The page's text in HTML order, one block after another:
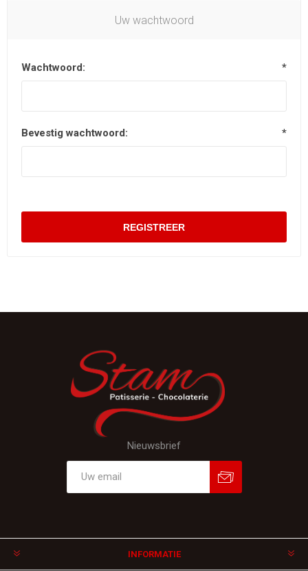
Uw wachtwoord
Wachtwoord: *
Bevestig wachtwoord: *
Nieuwsbrief
INFORMATIE